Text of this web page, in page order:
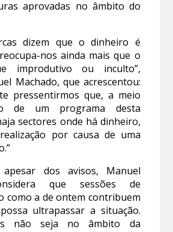
aprovadas no âmbito do
dizem que o dinheiro é
nos ainda mais que o
improdutivo ou inculto”,
Machado, que acrescentou:
pressentirmos que, a meio
de um programa desta
sectores onde há dinheiro,
por causa de uma
dos avisos, Manuel
que sessões de
como a de ontem contribuem
ultrapassar a situação.
não seja no âmbito da